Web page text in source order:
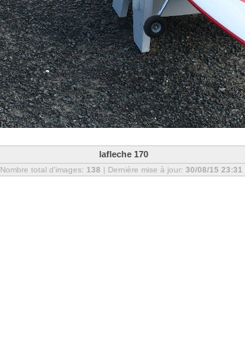
lafleche 170
Nombre total d'images: 138 | Dernière mise à jour: 30/08/15 23:31